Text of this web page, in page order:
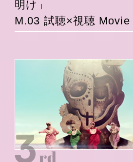
明け」
M.03 試聴×視聴 Movie